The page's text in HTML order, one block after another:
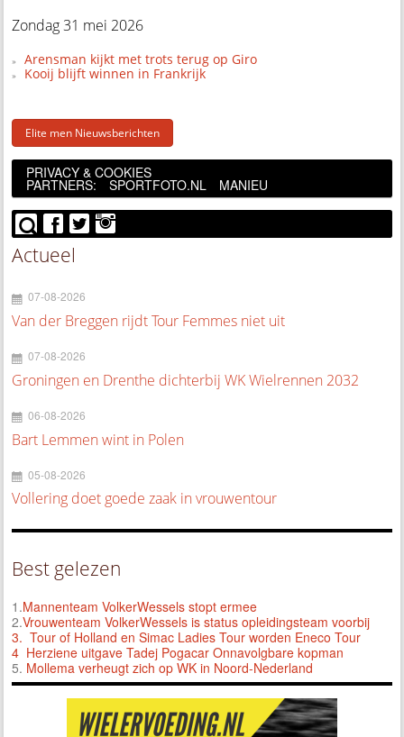
Zondag 31 mei 2026
Arensman kijkt met trots terug op Giro
Kooij blijft winnen in Frankrijk
Elite men Nieuwsberichten
PRIVACY & COOKIES
PARTNERS: SPORTFOTO.NL MANIEU
Actueel
07-08-2026
Van der Breggen rijdt Tour Femmes niet uit
07-08-2026
Groningen en Drenthe dichterbij WK Wielrennen 2032
06-08-2026
Bart Lemmen wint in Polen
05-08-2026
Vollering doet goede zaak in vrouwentour
Best gelezen
1.Mannenteam VolkerWessels stopt ermee
2.Vrouwenteam VolkerWessels is status opleidingsteam voorbij
3. Tour of Holland en Simac Ladies Tour worden Eneco Tour
4 Herziene uitgave Tadej Pogacar Onnavolgbare kopman
5. Mollema verheugt zich op WK in Noord-Nederland